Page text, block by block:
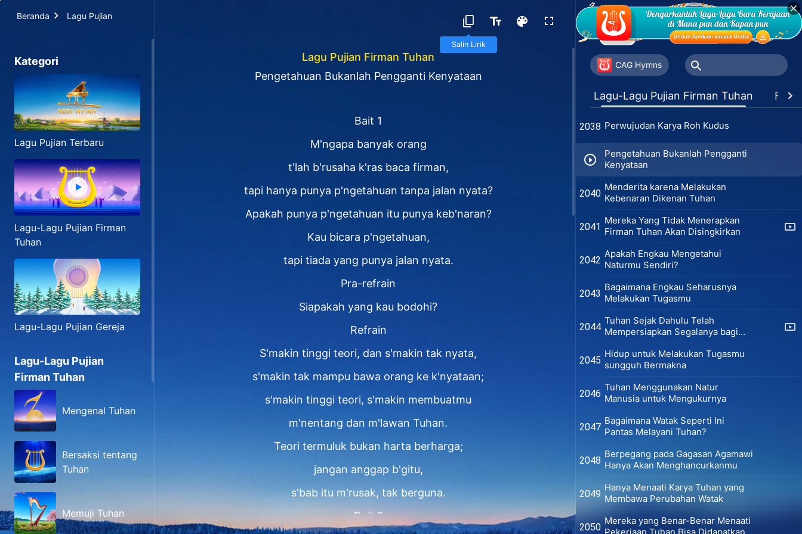
Beranda Lagu Pujian
Salin Lirik
Kategori
Lagu Pujian Terbaru
Lagu-Lagu Pujian Firman
Tuhan
Lagu-Lagu Pujian Gereja
Lagu-Lagu Pujian
Firman Tuhan
Mengenal Tuhan
Bersaksi tentang
Tuhan
Memuji Tuhan
Lagu Pujian Firman Tuhan
Pengetahuan Bukanlah Pengganti Kenyataan
Bait 1
M'ngapa banyak orang
t'lah b'rusaha k'ras baca firman,
tapi hanya punya p'ngetahuan tanpa jalan nyata?
Apakah punya p'ngetahuan itu punya keb'naran?
Kau bicara p'ngetahuan,
tapi tiada yang punya jalan nyata.
Pra-refrain
Siapakah yang kau bodohi?
Refrain
S'makin tinggi teori, dan s'makin tak nyata,
s'makin tak mampu bawa orang ke k'nyataan;
s'makin tinggi teori, s'makin membuatmu
m'nentang dan m'lawan Tuhan.
Teori termuluk bukan harta berharga;
jangan anggap b'gitu,
s'bab itu m'rusak, tak berguna.
Bait 2
CAG Hymns
Lagu-Lagu Pujian Firman Tuhan
2035
Identitas yang Melekat dan Nilai
Manusia
2036
Benarkah Kau Hidup di dalam
Firman Tuhan?
2037 Doa Sejati
2038 Perwujudan Karya Roh Kudus
Pengetahuan Bukanlah Pengganti
Kenyataan
2040
Menderita karena Melakukan
Kebenaran Dikenan Tuhan
2041
Mereka Yang Tidak Menerapkan
Firman Tuhan Akan Disingkirkan
2042
Apakah Engkau Mengetahui
Naturmu Sendiri?
2043
Bagaimana Engkau Seharusnya
Melakukan Tugasmu
2044
Tuhan Sejak Dahulu Telah
Mempersiapkan Segalanya bagi
2045
Hidup untuk Melakukan Tugasmu
sungguh Bermakna
2046
Tuhan Menggunakan Natur
Manusia untuk Mengukurnya
2047
Bagaimana Watak Seperti Ini
Pantas Melayani Tuhan?
2048
Berpegang pada Gagasan Agamawi
Hanya Akan Menghancurkanmu
2049
Hanya Menaati Karya Tuhan yang
Membawa Perubahan Watak
2050
Mereka yang Benar-Benar Menaati